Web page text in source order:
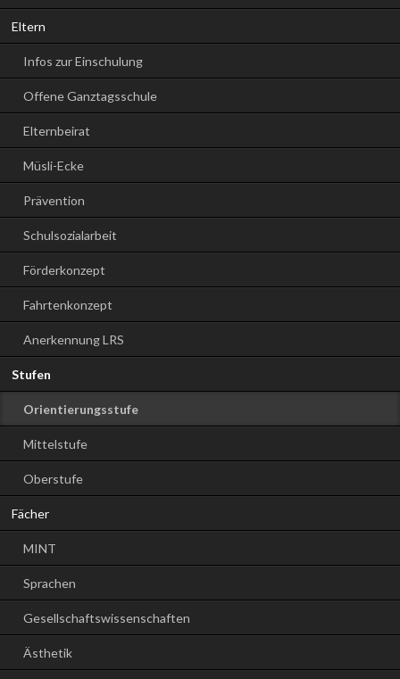
Eltern
Infos zur Einschulung
Offene Ganztagsschule
Elternbeirat
Müsli-Ecke
Prävention
Schulsozialarbeit
Förderkonzept
Fahrtenkonzept
Anerkennung LRS
Stufen
Orientierungsstufe
Mittelstufe
Oberstufe
Fächer
MINT
Sprachen
Gesellschaftswissenschaften
Ästhetik